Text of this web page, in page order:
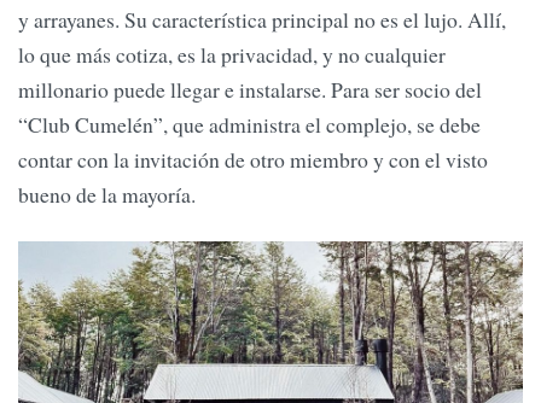
y arrayanes. Su característica principal no es el lujo. Allí,
lo que más cotiza, es la privacidad, y no cualquier
millonario puede llegar e instalarse. Para ser socio del
“Club Cumelén”, que administra el complejo, se debe
contar con la invitación de otro miembro y con el visto
bueno de la mayoría.